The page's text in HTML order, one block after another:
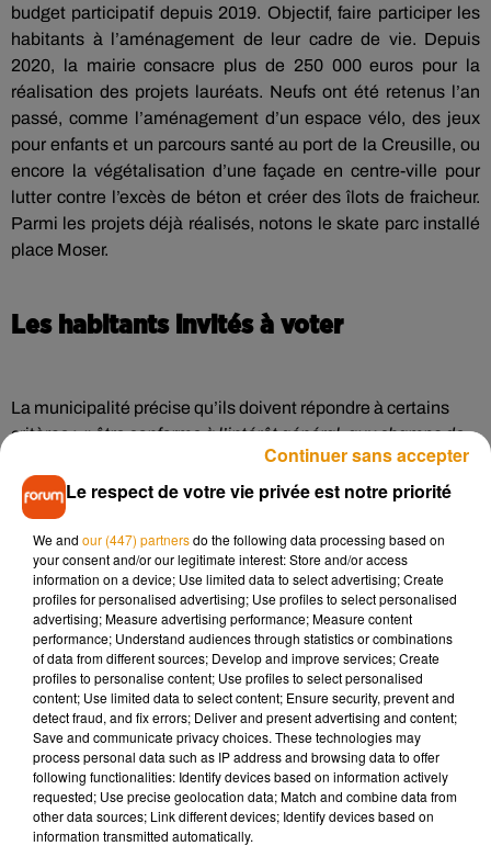
budget participatif depuis 2019. Objectif, faire participer les
habitants à l’aménagement de leur cadre de vie. Depuis
2020, la mairie consacre plus de 250 000 euros pour la
réalisation des projets lauréats. Neufs ont été retenus l’an
passé, comme l’aménagement d’un espace vélo, des jeux
pour enfants et un parcours santé au port de la Creusille, ou
encore la végétalisation d’une façade en centre-ville pour
lutter contre l’excès de béton et créer des îlots de fraicheur.
Parmi les projets déjà réalisés, notons le skate parc installé
place Moser.
Les habitants invités à voter
La municipalité précise qu’ils doivent répondre à certains
critères :« être conforme à l’intérêt général, aux champs de
compétences de la Ville, impliquer des dépenses
d’investissement, être en lien avec la culture, le patrimoine,
l’éducation, la jeunesse, l’environnement, la sécurité, la
mobilité ». Chaque porteur de projet ne peut en proposer
qu’un seul chaque année, et doivent désormais le défendre
pour « inciter les Blésois à voter pour eux »
. Le vote est en
effet ouvert à toutes les personnes de plus de 15 ans (en
ligne ou physiquement, un bureau sera installé dans chaque
quartier).
Vous avez jusqu’au 31 mai pour déposer votre dossier
le budget participatif. La campagne et le vote se tiendront du
15 septembre au 15 octobreavant laprésentation des
projetslauréats en novembre/décembre.
Le respect de votre vie privée est notre priorité
We and our (447) partnersdo the following data processing based on
your consent and/or our legitimate interest: Store and/or access
information on a device; Use limited data to select advertising; Create
profiles for personalised advertising; Use profiles to select personalised
advertising; Measure advertising performance; Measure content
performance; Understand audiences through statistics or combinations
of data from different sources; Develop and improve services; Create
profiles to personalise content; Use profiles to select personalised
content; Use limited data to select content; Ensure security, prevent and
detect fraud, and fix errors; Deliver and present advertising and content;
Save and communicate privacy choices. These technologies may
process personal data such as IP address and browsing data to offer
following functionalities: Identify devices based on information actively
requested; Use precise geolocation data; Match and combine data from
other data sources; Link different devices; Identify devices based on
information transmitted automatically.
Continuer sans accepter